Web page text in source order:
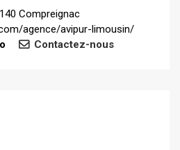
Compreignac
agence/avipur-limousin/
Contactez-nous